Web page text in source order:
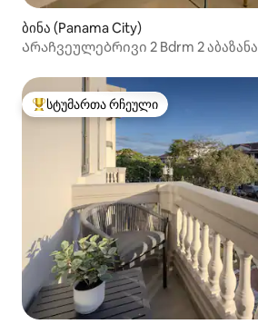
ბინა (Panama City)
Არაჩვეულებრივი 2 Bdrm 2 აბაზანა
სტუმართა რჩეული მოწინავე ვარიანტი
სტუმართა რჩეული